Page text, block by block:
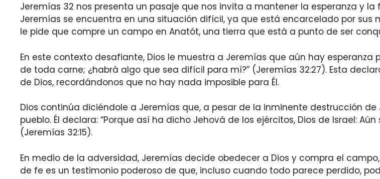
Jeremías 32 nos presenta un pasaje que nos invita a mantener la esperanza y
Jeremías se encuentra en una situación difícil, ya que está encarcelado por sus
le pide que compre un campo en Anatót, una tierra que está a punto de ser
En este contexto desafiante, Dios le muestra a Jeremías que aún hay esperanza
de toda carne; ¿habrá algo que sea difícil para mí?” (Jeremías 32:27). Esta
de Dios, recordándonos que no hay nada imposible para Él.
Dios continúa diciéndole a Jeremías que, a pesar de la inminente destrucción
pueblo. Él declara: “Porque así ha dicho Jehová de los ejércitos, Dios de Israel:
(Jeremías 32:15).
En medio de la adversidad, Jeremías decide obedecer a Dios y compra el
de fe es un testimonio poderoso de que, incluso cuando todo parece perdido,